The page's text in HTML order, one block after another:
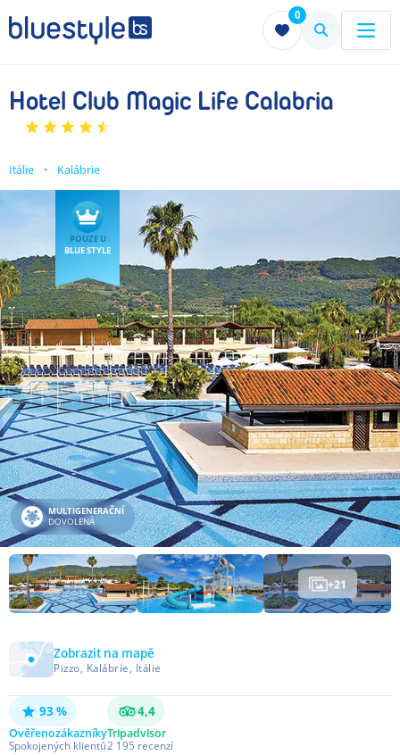
0
Menu Menu
Hotel Club Magic Life Calabria
Itálie Kalábrie
POUZE U
BLUE STYLE
MULTIGENERAČNÍ
DOVOLENÁ
+21
Zobrazit na mapě
Pizzo, Kalábrie, Itálie
93 %
Ověřenozákazníky
Spokojených klientů
4,4
Tripadvisor
2 195 recenzí